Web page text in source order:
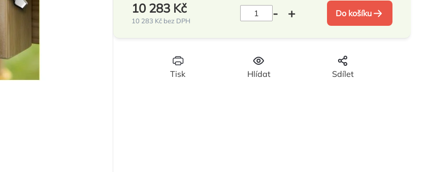
hvězdiček.
Tisk Hlídat Sdílet
10 283 Kč
10 283 Kč bez DPH
Do košíku